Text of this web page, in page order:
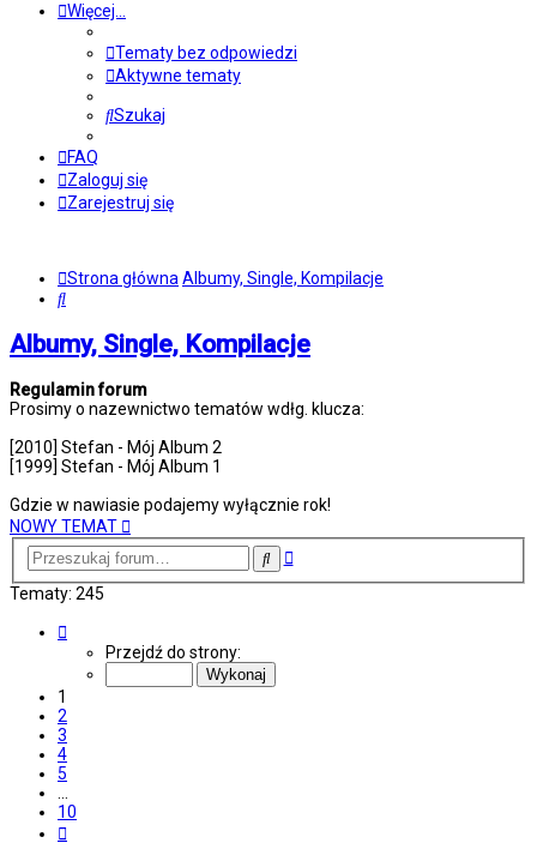
Więcej…
Tematy bez odpowiedzi
Aktywne tematy
Szukaj
FAQ
Zaloguj się
Zarejestruj się
Strona główna Albumy, Single, Kompilacje
Szukaj
Albumy, Single, Kompilacje
Regulamin forum
Prosimy o nazewnictwo tematów wdłg. klucza:
[2010] Stefan - Mój Album 2
[1999] Stefan - Mój Album 1
Gdzie w nawiasie podajemy wyłącznie rok!
NOWY TEMAT
SzukajWyszukiwanie
Tematy: 245
Przejdź do strony:
1
2
3
4
5
…
10